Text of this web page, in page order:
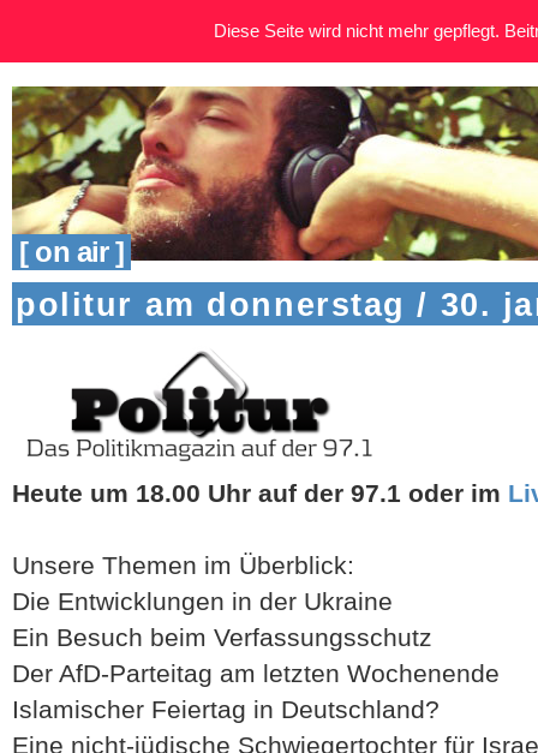
[ on air ]
politur am donnerstag / 30.
Heute um 18.00 Uhr auf der 97.1 oder im
Unsere Themen im Überblick:
Die Entwicklungen in der Ukraine
Ein Besuch beim Verfassungsschutz
Der AfD-Parteitag am letzten Wochenende
Islamischer Feiertag in Deutschland?
Eine nicht-jüdische Schwiegertochter für
Diese Seite wird nicht mehr gepflegt.